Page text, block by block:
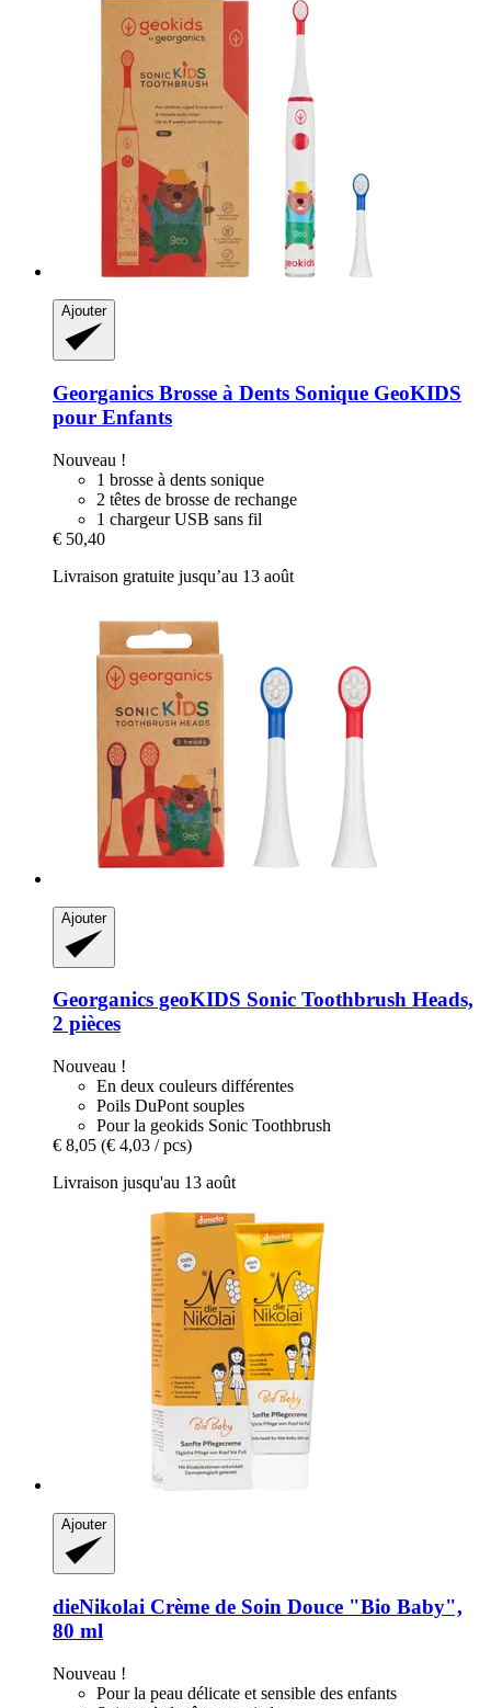
Ajouter
Georganics Brosse à Dents Sonique GeoKIDS
pour Enfants
Nouveau !
1 brosse à dents sonique
2 têtes de brosse de rechange
1 chargeur USB sans fil
€ 50,40
Livraison gratuite jusqu’au 13 août
Ajouter
Georganics geoKIDS Sonic Toothbrush Heads,
2 pièces
Nouveau !
En deux couleurs différentes
Poils DuPont souples
Pour la geokids Sonic Toothbrush
€ 8,05 (€ 4,03 / pcs)
Livraison jusqu'au 13 août
Ajouter
dieNikolai Crème de Soin Douce "Bio Baby",
80 ml
Nouveau !
Pour la peau délicate et sensible des enfants